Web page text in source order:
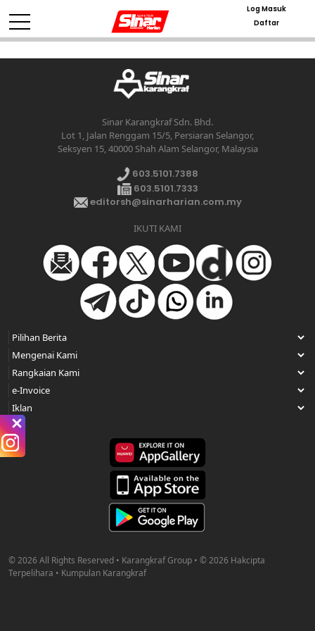
Log Masuk
Daftar
Sinar Karangkraf Sdn. Bhd.
Lot 1, Jalan Renggam 15/5, Persiaran Selangor,
Seksyen 15, 40000 Shah Alam Selangor, Malaysia
603.5101.7388
603.5101.7333
editorsh@sinarharian.com.my
IKUTI KAMI
© 2026 All Rights Reserved • Karangkraf Group • © 2026 Hakcipta
Terpelihara • Kumpulan Karangkraf